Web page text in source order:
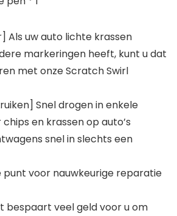
Als uw auto lichte krassen
markeringen heeft, kunt u dat
met onze Scratch Swirl
Snel drogen in enkele
en krassen op auto’s
snel in slechts een
punt voor nauwkeurige reparatie
bespaart veel geld voor u om